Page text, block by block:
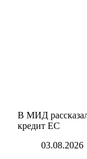
В МИД
кредит ЕС
03.08.2026